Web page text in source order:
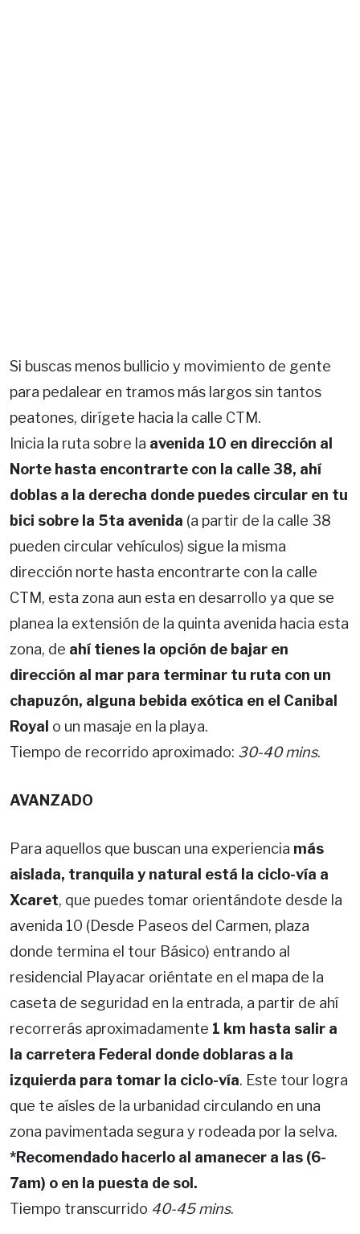
Si buscas menos bullicio y movimiento de gente
para pedalear en tramos más largos sin tantos
peatones, dirígete hacia la calle CTM.
Inicia la ruta sobre la avenida 10 en dirección al
Norte hasta encontrarte con la calle 38, ahí
doblas a la derecha donde puedes circular en tu
bici sobre la 5ta avenida (a partir de la calle 38
pueden circular vehículos) sigue la misma
dirección norte hasta encontrarte con la calle
CTM, esta zona aun esta en desarrollo ya que se
planea la extensión de la quinta avenida hacia esta
zona, de ahí tienes la opción de bajar en
dirección al mar para terminar tu ruta con un
chapuzón, alguna bebida exótica en el Canibal
Royal o un masaje en la playa.
Tiempo de recorrido aproximado: 30-40 mins.
AVANZADO
Para aquellos que buscan una experiencia más
aislada, tranquila y natural está la ciclo-vía a
Xcaret, que puedes tomar orientándote desde la
avenida 10 (Desde Paseos del Carmen, plaza
donde termina el tour Básico) entrando al
residencial Playacar oriéntate en el mapa de la
caseta de seguridad en la entrada, a partir de ahí
recorrerás aproximadamente 1 km hasta salir a
la carretera Federal donde doblaras a la
izquierda para tomar la ciclo-vía. Este tour logra
que te aísles de la urbanidad circulando en una
zona pavimentada segura y rodeada por la selva.
*Recomendado hacerlo al amanecer a las (6-
7am) o en la puesta de sol.
Tiempo transcurrido 40-45 mins.